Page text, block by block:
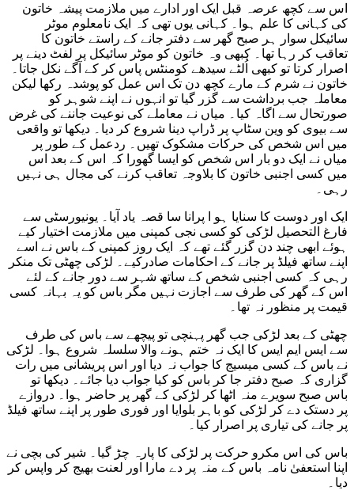
اس سے کچھ عرصہ قبل ایک اور ادارے میں ملازمت پیشہ خاتون
کی کہانی کا علم ہوا۔ کہانی یوں تھی کہ ایک نامعلوم موٹر
سائیکل سوار ہر صبح گھر سے دفتر جانے کے راستے خاتون کا
تعاقب کر رہا تھا۔ کبھی وہ خاتون کو موٹر سائیکل پر لفٹ دینے پر
اصرار کرتا تو کبھی اُلٹے سیدھے کومنٹس پاس کر کے آگے نکل جاتا۔
خاتون نے شرم کے مارے کچھ دن تک اس عمل کو پوشدہ رکھا لیکن
معاملہ جب برداشت سے گزر گیا تو انہوں نے اپنے شوہر کو
صورتحال سے اگاہ کیا۔ میاں نے معاملے کی نوعیت جاننے کی غرض
سے بیوی کو وین سٹاپ پر ڈراپ دینا شروع کر دیا۔ دیکھا تو واقعی
میں اس شخص کی حرکات مشکوک تھیں۔ ردعمل کے طور پر
میاں نے ایک دو بار اس شخص کو ایسا گھورا کہ اس کے بعد اس
میں کسی اجنبی خاتون کا بلاوجہ تعاقب کرنے کی مجال ہی نہیں
رہی۔
ایک اور دوست کا سنایا ہو ا پرانا سا قصہ یاد آیا۔ یونیورسٹی سے
فارغ التحصیل لڑکی کو کسی نجی کمپنی میں ملازمت اختیار کیے
ہوئے ابھی چند دن گزر گئے تھے کہ ایک روز کمپنی کے باس نے اسے
اپنے ساتھ فیلڈ پر جانے کے احکامات صادرکیے۔ لڑکی چھٹی تک منکر
رہی کہ کسی اجنبی شخص کے ساتھ شہر سے دور جانے کے لئے
اس کے گھر کی طرف سے اجازت نہیں مگر باس کو یہ بہانہ کسی
قیمت پر منظور نہ تھا۔
چھٹی کے بعد لڑکی جب گھر پہنچی تو پیچھے سے باس کی طرف
سے ایس ایم ایس کا ایک نہ ختم ہونے والا سلسلہ شروع ہوا۔ لڑکی
نے باس کے کسی میسیج کا جواب نہ دیا اور اس پریشانی میں رات
گزاری کہ صبح دفتر جا کر باس کو کیا جواب دیا جائے۔ دیکھا تو
باس صبح سویرے منہ اٹھا کر لڑکی کے گھر پر حاضر ہوا۔ دروازے
پر دستک دے کر لڑکی کو باہر بلوایا اور فوری طور پر اپنے ساتھ فیلڈ
پر جانے کی تیاری پر اصرار کیا۔
باس کی اس مکرو حرکت پر لڑکی کا پارہ چڑ گیا۔ شیر کی بچی نے
اپنا استعفیٰ نامہ باس کے منہ پر دے مارا اور لعنت بھیج کر واپس کر
دیا۔